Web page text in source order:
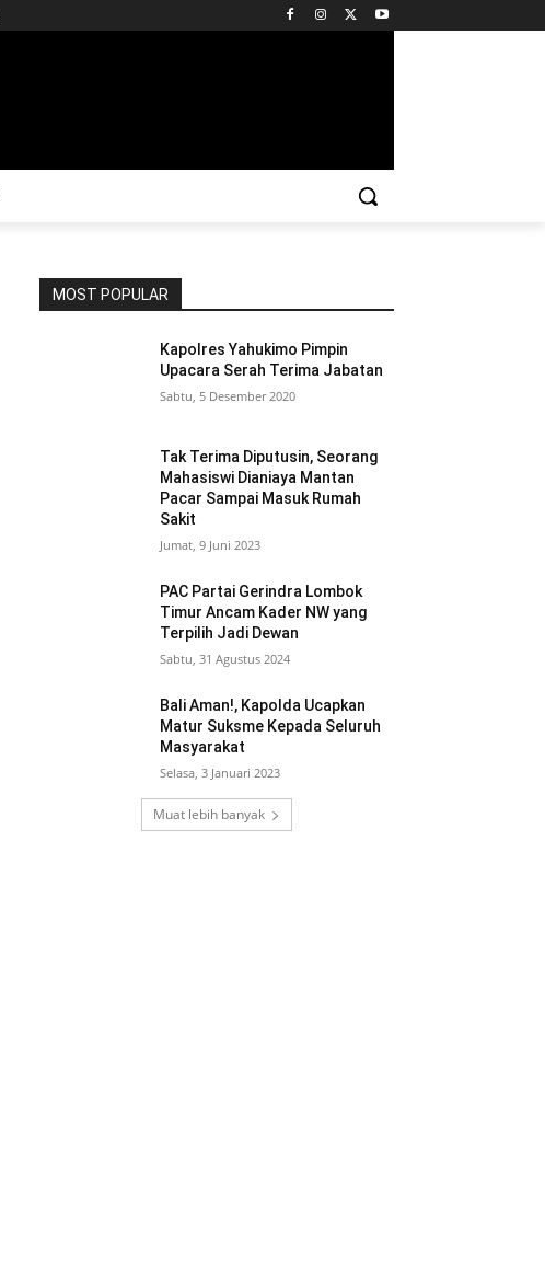
MOST POPULAR
Kapolres Yahukimo Pimpin
Upacara Serah Terima Jabatan
Sabtu, 5 Desember 2020
Tak Terima Diputusin, Seorang
Mahasiswi Dianiaya Mantan
Pacar Sampai Masuk Rumah
Sakit
Jumat, 9 Juni 2023
PAC Partai Gerindra Lombok
Timur Ancam Kader NW yang
Terpilih Jadi Dewan
Sabtu, 31 Agustus 2024
Bali Aman!, Kapolda Ucapkan
Matur Suksme Kepada Seluruh
Masyarakat
Selasa, 3 Januari 2023
Muat lebih banyak